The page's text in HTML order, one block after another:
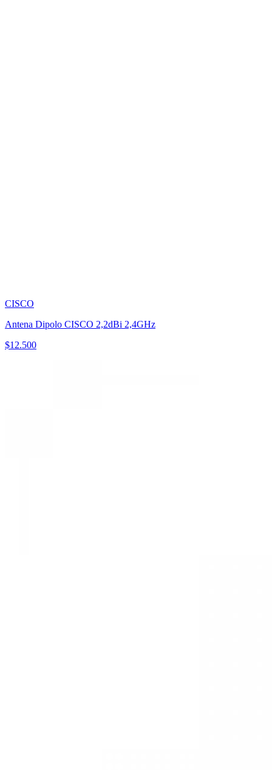
CISCO
Antena Dipolo CISCO 2,2dBi 2,4GHz
$12.500